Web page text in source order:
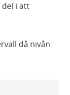
del i att
då nivån